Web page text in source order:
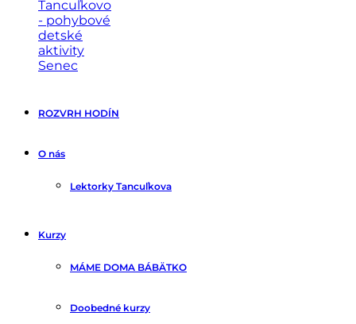
Tancuľkovo
pohybové
kurzy
pre
ROZVRH HODÍN
O nás
Lektorky Tancuľkova
Kurzy
MÁME DOMA BÁBÄTKO
Doobedné kurzy